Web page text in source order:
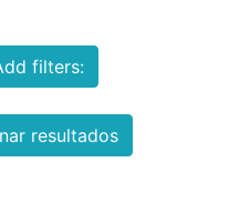
filters:
resultados